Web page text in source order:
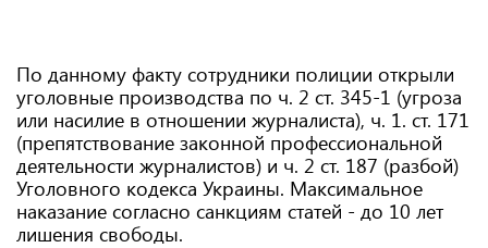
По данному факту сотрудники полиции открыли
уголовные производства по ч. 2 ст. 345-1 (угроза
или насилие в отношении журналиста), ч. 1. ст. 171
(препятствование законной профессиональной
деятельности журналистов) и ч. 2 ст. 187 (разбой)
Уголовного кодекса Украины. Максимальное
наказание согласно санкциям статей - до 10 лет
лишения свободы.